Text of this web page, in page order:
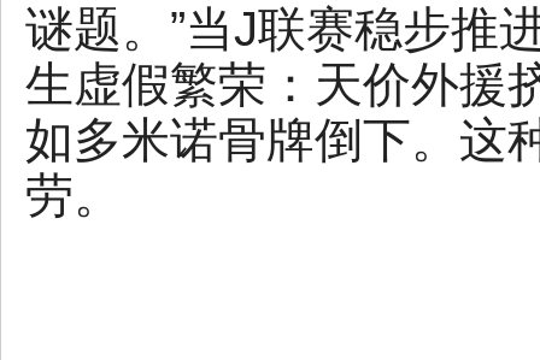
谜题。”当J联赛稳步推
生虚假繁荣：天价外援
如多米诺骨牌倒下。这
劳。